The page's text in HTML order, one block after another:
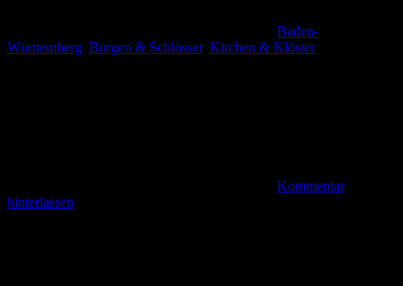
Baden-
Württemberg Burgen & Schlösser, Kirchen & Klöster
Kommentar
hinterlassen